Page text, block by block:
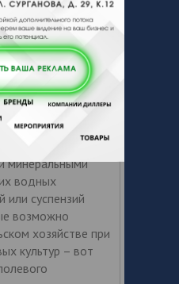
ROSA на
давления
долей для
минеральными
водных
или суспензий
возможно
хозяйстве при
культур – вот
ООО
по запросу
+ 375Показать т
ЗАКАЗАТЬ